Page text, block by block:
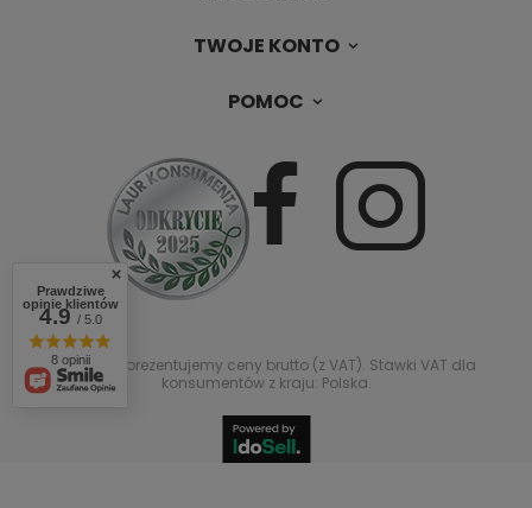
TWOJE KONTO
POMOC
W sklepie prezentujemy ceny brutto (z VAT). Stawki VAT dla
konsumentów z kraju: Polska.
Prawdziwe
opinie klientów
4.9/ 5.0
8 opinii